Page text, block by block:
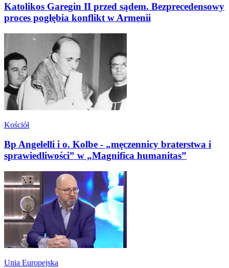
Katolikos Garegin II przed sądem. Bezprecedensowy
proces pogłębia konflikt w Armenii
Kościół
Bp Angelelli i o. Kolbe - „męczennicy braterstwa i
sprawiedliwości” w „Magnifica humanitas”
Unia Europejska